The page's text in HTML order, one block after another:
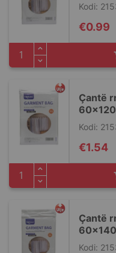
Kodi:
Special
Price
€0.99
Ҫantë
Kodi:
Special
Price
€1.54
Ҫantë
Kodi: